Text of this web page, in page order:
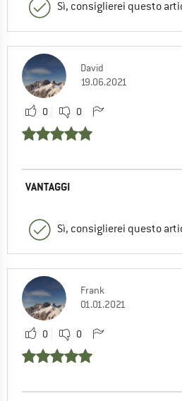
Sì, consiglierei questo
David
19.06.2021
0 0
VANTAGGI
Sì, consiglierei questo
Frank
01.01.2021
0 0